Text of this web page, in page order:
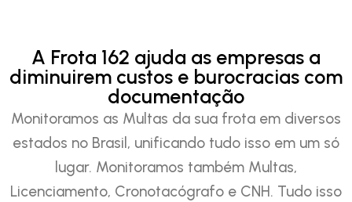
A Frota 162 ajuda as empresas a
diminuirem custos e burocracias com
documentação
Monitoramos as Multas da sua frota em diversos
estados no Brasil, unificando tudo isso em um só
lugar. Monitoramos também Multas,
Licenciamento, Cronotacógrafo e CNH. Tudo isso